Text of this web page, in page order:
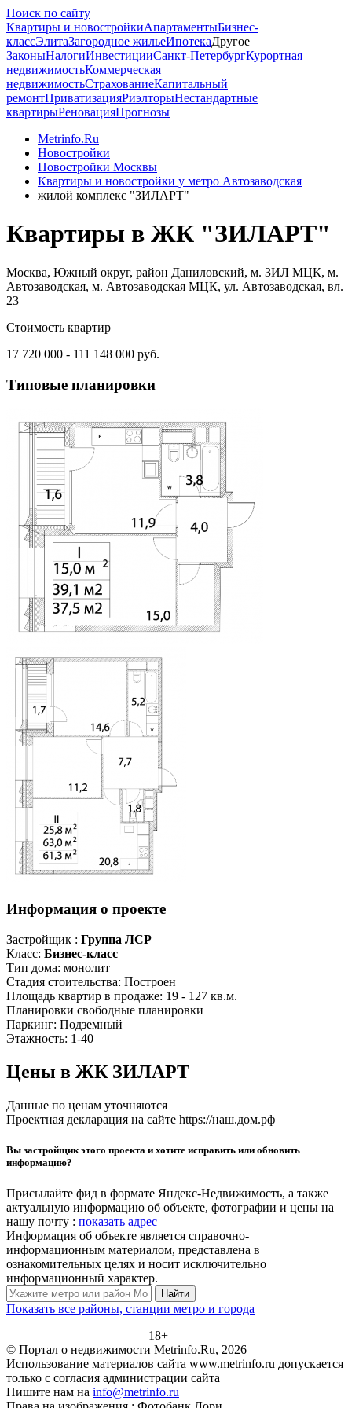
Поиск по сайту
Квартиры и новостройкиАпартаментыБизнес-
классЭлитаЗагородное жильеИпотекаДругое
ЗаконыНалогиИнвестицииСанкт-ПетербургКурортная
недвижимостьКоммерческая
недвижимостьСтрахованиеКапитальный
ремонтПриватизацияРиэлторыНестандартные
квартирыРеновацияПрогнозы
Metrinfo.Ru
Новостройки
Новостройки Москвы
Квартиры и новостройки у метро Автозаводская
жилой комплекс "ЗИЛАРТ"
Квартиры в ЖК "ЗИЛАРТ"
Москва, Южный округ, район Даниловский, м. ЗИЛ МЦК, м.
Автозаводская, м. Автозаводская МЦК, ул. Автозаводская, вл.
23
Стоимость квартир
17 720 000 - 111 148 000 руб.
Типовые планировки
Информация о проекте
Застройщик : Группа ЛСР
Класс: Бизнес-класс
Тип дома: монолит
Стадия стоительства: Построен
Площадь квартир в продаже: 19 - 127 кв.м.
Планировки свободные планировки
Паркинг: Подземный
Этажность: 1-40
Цены в ЖК ЗИЛАРТ
Данные по ценам уточняются
Проектная декларация на сайте https://наш.дом.рф
Вы застройщик этого проекта и хотите исправить или обновить
информацию?
Присылайте фид в формате Яндекс-Недвижимость, а также
актуальную информацию об объекте, фотографии и цены на
нашу почту : показать адрес
Информация об объекте является справочно-
информационным материалом, представлена в
ознакомительных целях и носит исключительно
информационный характер.
Найти
Показать все районы, станции метро и города
18+
© Портал о недвижимости Metrinfo.Ru, 2026
Использование материалов сайта www.metrinfo.ru допускается
только с согласия администрации сайта
Пишите нам на info@metrinfo.ru